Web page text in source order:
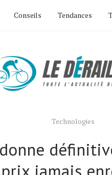
Conseils Tendances
Technologies